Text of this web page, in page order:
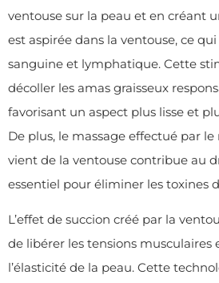
ventouse sur la peau et en créant
est aspirée dans la ventouse, ce
sanguine et lymphatique. Cette
décoller les amas graisseux
favorisant un aspect plus lisse et
De plus, le massage effectué par
vient de la ventouse contribue au
essentiel pour éliminer les toxines
L’effet de succion créé par la
de libérer les tensions musculaires
l’élasticité de la peau. Cette